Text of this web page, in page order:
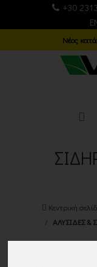
+30
Νέος
Κεντρική
ΑΛΥΣΙΔΕΣ &